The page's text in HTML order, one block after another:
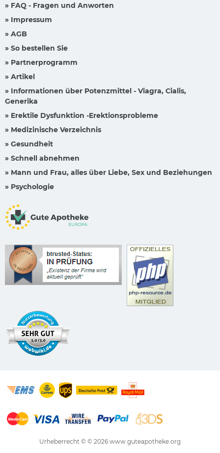
» FAQ - Fragen und Anworten
» Impressum
» AGB
» So bestellen Sie
» Partnerprogramm
» Artikel
» Informationen über Potenzmittel - Viagra, Cialis,
Generika
» Erektile Dysfunktion -Erektionsprobleme
» Medizinische Verzeichnis
» Gesundheit
» Schnell abnehmen
» Mann und Frau, alles über Liebe, Sex und Beziehungen
» Psychologie
Urheberrecht © © 2026 www.guteapotheke.org